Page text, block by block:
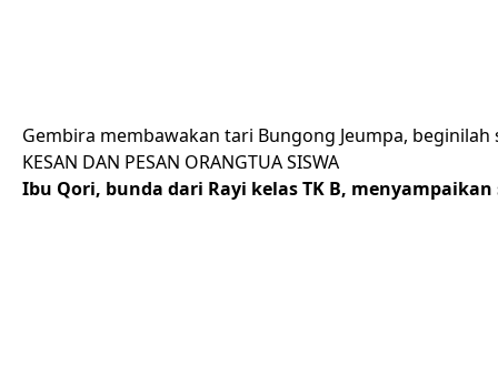
Gembira membawakan tari Bungong Jeumpa,
KESAN DAN PESAN ORANGTUA SISWA
Ibu Qori, bunda dari Rayi kelas TK B,